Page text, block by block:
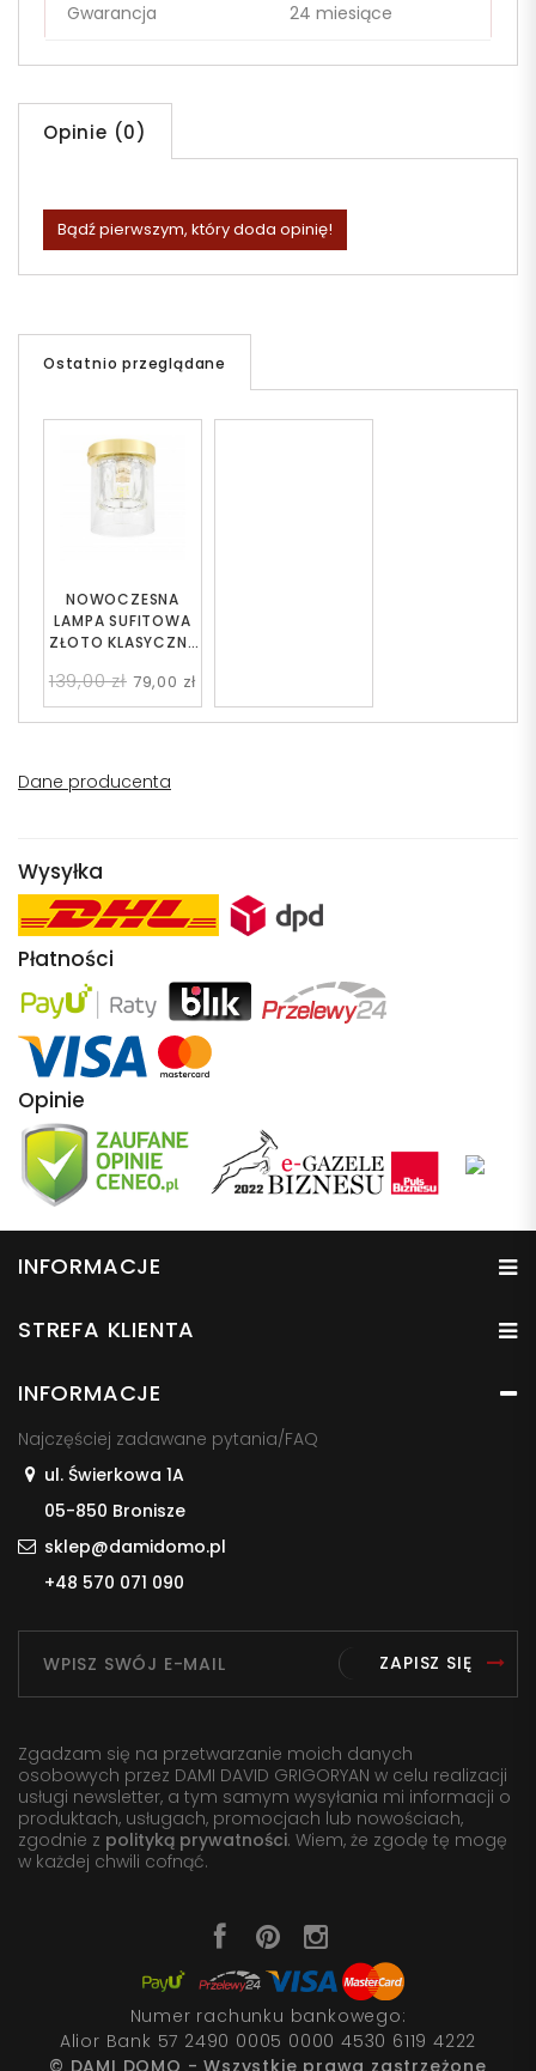
Gwarancja 24 miesiące
Opinie (0)
Bądź pierwszym, który doda opinię!
Ostatnio przeglądane
NOWOCZESNA
LAMPA SUFITOWA
ZŁOTO KLASYCZNE
139,00 zł 79,00 zł
Dane producenta
Wysyłka
Płatności
Opinie
INFORMACJE
STREFA KLIENTA
INFORMACJE
Najczęściej zadawane pytania/FAQ
ul. Świerkowa 1A
05-850 Bronisze
sklep@damidomo.pl
+48 570 071 090
ZAPISZ SIĘ
Zgadzam się na przetwarzanie moich danych
osobowych przez DAMI DAVID GRIGORYAN w celu realizacji
usługi newsletter, a tym samym wysyłania mi informacji o
produktach, usługach, promocjach lub nowościach,
zgodnie z polityką prywatności. Wiem, że zgodę tę mogę
w każdej chwili cofnąć.
Numer rachunku bankowego:
Alior Bank 57 2490 0005 0000 4530 6119 4222